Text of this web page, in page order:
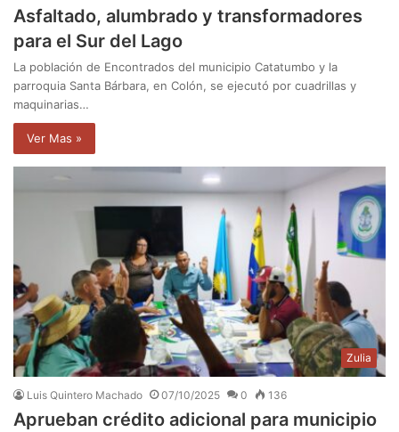
Asfaltado, alumbrado y transformadores
para el Sur del Lago
La población de Encontrados del municipio Catatumbo y la
parroquia Santa Bárbara, en Colón, se ejecutó por cuadrillas y
maquinarias…
Ver Mas »
Zulia
Luis Quintero Machado 07/10/2025 0 136
Aprueban crédito adicional para municipio